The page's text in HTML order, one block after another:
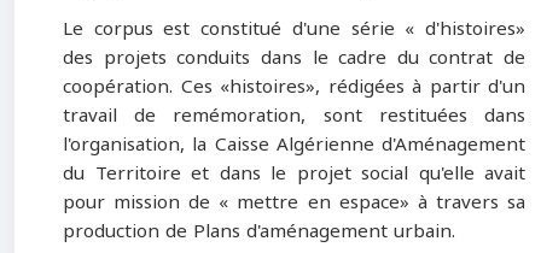
Le corpus est constitué d'une série « d'histoires»
des projets conduits dans le cadre du contrat de
coopération. Ces «histoires», rédigées à partir d'un
travail de remémoration, sont restituées dans
l'organisation, la Caisse Algérienne d'Aménagement
du Territoire et dans le projet social qu'elle avait
pour mission de « mettre en espace» à travers sa
production de Plans d'aménagement urbain.